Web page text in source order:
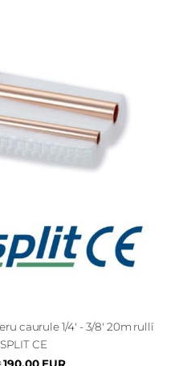
caurule 1/4' - 3/8' 20m rullī
CE